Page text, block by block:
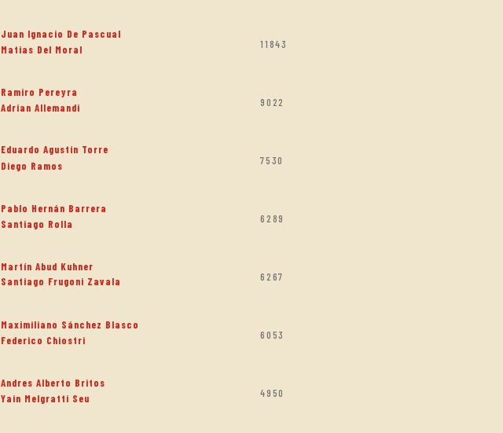
Juan Ignacio De Pascual
Matias Del Moral
11843
Ramiro Pereyra
Adrian Allemandi
9022
Eduardo Agustín Torre
Diego Ramos
7530
Pablo Hernán Barrera
Santiago Rolla
6289
Martín Abud Kuhner
Santiago Frugoni Zavala
6267
Maximiliano Sánchez Blasco
Federico Chiostri
6053
Andres Alberto Britos
Yain Melgratti Seu
4950